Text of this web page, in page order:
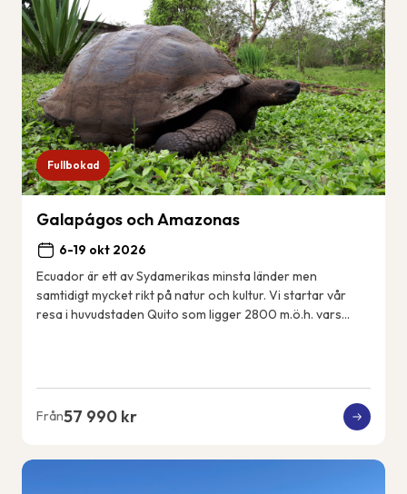
Fullbokad
Galapágos och Amazonas
6-19 okt 2026
Ecuador är ett av Sydamerikas minsta länder men
samtidigt mycket rikt på natur och kultur. Vi startar vår
resa i huvudstaden Quito som ligger 2800 m.ö.h. vars
Från57 990 kr